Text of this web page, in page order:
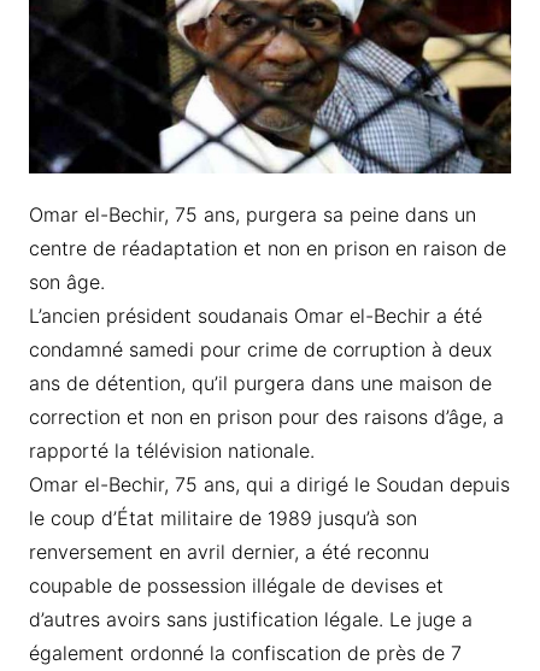
Omar el-Bechir, 75 ans, purgera sa peine dans un
centre de réadaptation et non en prison en raison de
son âge.
L’ancien président soudanais Omar el-Bechir a été
condamné samedi pour crime de corruption à deux
ans de détention, qu’il purgera dans une maison de
correction et non en prison pour des raisons d’âge, a
rapporté la télévision nationale.
Omar el-Bechir, 75 ans, qui a dirigé le Soudan depuis
le coup d’État militaire de 1989 jusqu’à son
renversement en avril dernier, a été reconnu
coupable de possession illégale de devises et
d’autres avoirs sans justification légale. Le juge a
également ordonné la confiscation de près de 7